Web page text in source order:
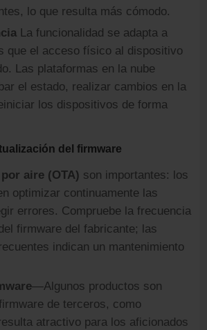
lo que resulta más cómodo.
La funcionalidad se adapta a
que el acceso físico al dispositivo
Las plataformas en la nube
el estado, realizar cambios en la
los dispositivos de forma
del firmware
aire (OTA) son importantes: los
optimizar continuamente las
errores. Compruebe la frecuencia
firmware del fabricante; las
indican un mantenimiento
—Algunos productos son
de terceros, como
atractivo para los aficionados